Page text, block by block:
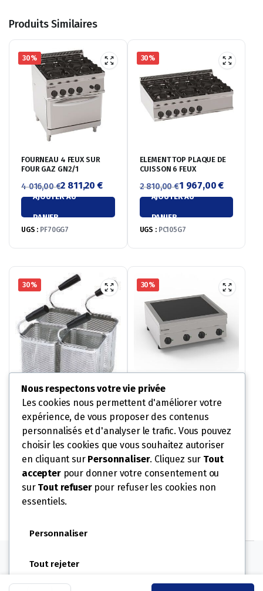
Produits Similaires
30%
FOURNEAU 4 FEUX SUR
FOUR GAZ GN2/1
4 016,00€
Le
prix
initial
016,00 €.
2 811,20€
Le
prix
actuel
811,20 €.
AJOUTER AU
PANIER
UGS : PF70GG7
30%
ELEMENT TOP PLAQUE DE
CUISSON 6 FEUX
2 810,00€
Le
prix
initial
810,00 €.
1 967,00€
Le
prix
actuel
967,00 €.
AJOUTER AU
PANIER
UGS : PC105G7
30%
4 PANIERS CUISEUR À
461,00€
Le
prix
initial
était :
322,70€
Le
prix
actuel
est :
AJOUTER AU
PANIER
UGS : 120625
30%
ELEMENT TOP 4 PLAQUES
VITROCÉRAMIQUES –
GAMME 600
2 987,00€
Le
initial
2 090,90
Le
actuel
AJOUTER AU
PANIER
UGS : PCC70E60
Suivez-nous:
Nous respectons votre vie privée
Les cookies nous permettent d'améliorer votre
expérience, de vous proposer des contenus
personnalisés et d'analyser le trafic. Vous pouvez
choisir les cookies que vous souhaitez autoriser
en cliquant sur Personnaliser. Cliquez sur Tout
accepterpour donner votre consentement ou
sur Tout refuserpour refuser les cookies non
essentiels.
Personnaliser
Tout rejeter